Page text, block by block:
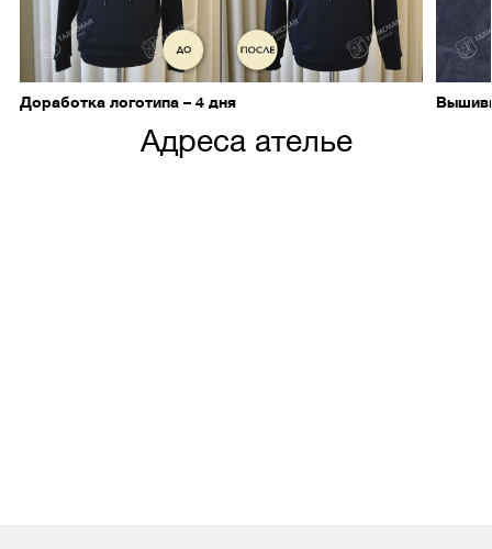
Доработка логотипа – 4 дня
Адреса ателье